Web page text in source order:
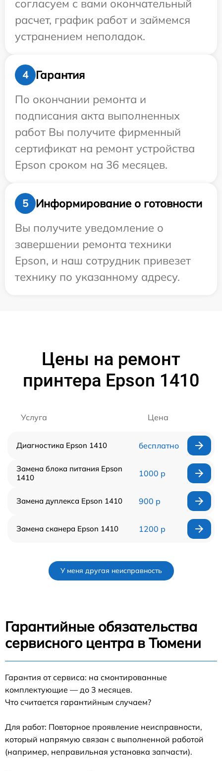
согласуем с вами окончательный
расчет, график работ и займемся
устранением неполадок.
4
Гарантия
По окончании ремонта и
подписания акта выполненных
работ Вы получите фирменный
сертификат на ремонт устройства
Epson сроком на 36 месяцев.
5
Информирование о готовности
Вы получите уведомление о
завершении ремонта техники
Epson, и наш сотрудник привезет
технику по указанному адресу.
Цены на ремонт
принтера Epson 1410
Услуга Цена
Диагностика Epson 1410 бесплатно
Замена блока питания Epson
1410
1000 р
Замена дуплекса Epson 1410 900 р
Замена сканера Epson 1410 1200 р
У меня другая неисправность
Гарантийные обязательства
сервисного центра в Тюмени
Гарантия от сервиса: на смонтированные
комплектующие — до 3 месяцев.
Что считается гарантийным случаем?
Для работ: Повторное проявление неисправности,
который напрямую связан с выполненной работой
(например, неправильная установка запчасти).